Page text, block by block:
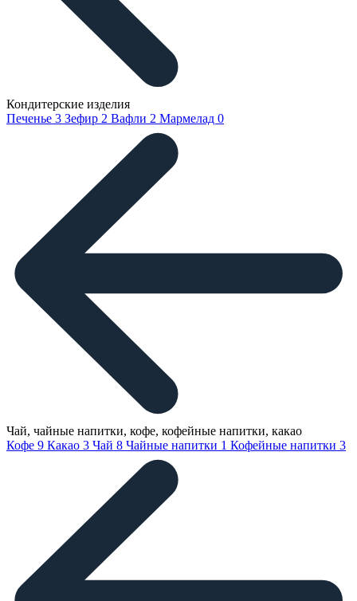
Кондитерские изделия
Печенье 3 Зефир 2 Вафли 2 Мармелад 0
Чай, чайные напитки, кофе, кофейные напитки, какао
Кофе 9 Какао 3 Чай 8 Чайные напитки 1 Кофейные напитки 3